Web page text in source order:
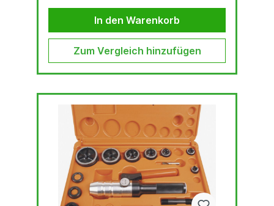
N/mm2)Quadratlocher bis 92 x 92 2.0 mm
Stahlblech (S235), 1.5 mm Edelstahl (F = 600
N/mm2)Stanzkraft: 75 kNBetriebsdruck...
In den Warenkorb
Zum Vergleich hinzufügen